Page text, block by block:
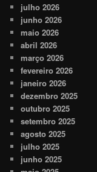
julho 2026
junho 2026
maio 2026
abril 2026
março 2026
fevereiro 2026
janeiro 2026
dezembro 2025
outubro 2025
setembro 2025
agosto 2025
julho 2025
junho 2025